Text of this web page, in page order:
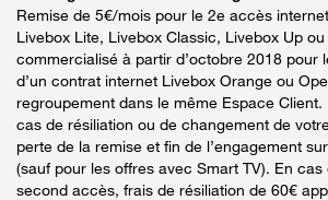
Remise de 5€/mois pour le 2e accès
Livebox Lite, Livebox Classic, Livebox Up
commercialisé à partir d’octobre 2018 pour
d’un contrat internet Livebox Orange ou
regroupement dans le même Espace Client.
cas de résiliation ou de changement de
perte de la remise et fin de l’engagement
(sauf pour les offres avec Smart TV). En cas
second accès, frais de résiliation de 60€